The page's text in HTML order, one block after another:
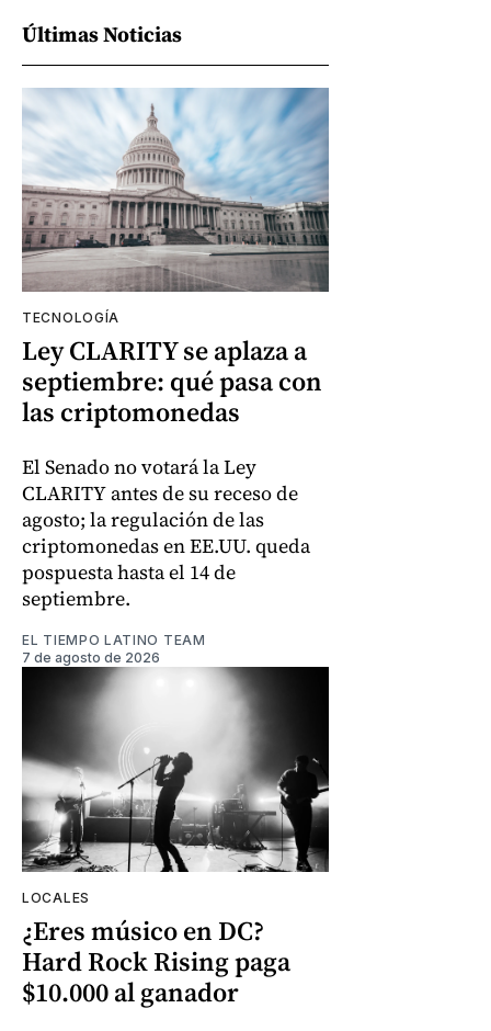
Últimas Noticias
TECNOLOGÍA
Ley CLARITY se aplaza a
septiembre: qué pasa con
las criptomonedas
El Senado no votará la Ley
CLARITY antes de su receso de
agosto; la regulación de las
criptomonedas en EE.UU. queda
pospuesta hasta el 14 de
septiembre.
EL TIEMPO LATINO TEAM
7 de agosto de 2026
LOCALES
¿Eres músico en DC?
Hard Rock Rising paga
$10.000 al ganador